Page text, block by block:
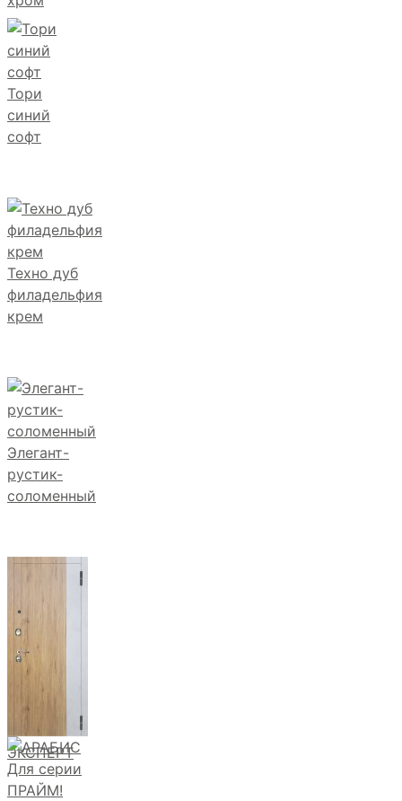
Тори
синий
софт
Техно дуб
филадельфия
крем
Элегант-
рустик-
соломенный
ЭКСПЕРТ